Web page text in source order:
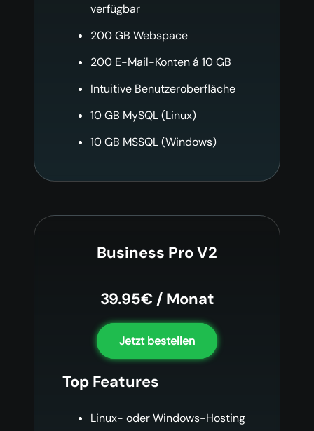
verfügbar
200 GB Webspace
200 E-Mail-Konten á 10 GB
Intuitive Benutzeroberfläche
10 GB MySQL (Linux)
10 GB MSSQL (Windows)
Business Pro V2
39.95€ / Monat
Jetzt bestellen
Top Features
Linux- oder Windows-Hosting